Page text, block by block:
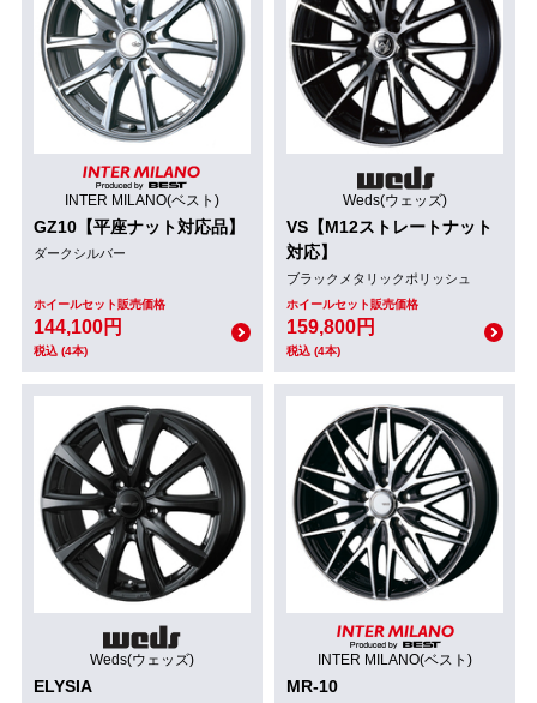
INTER MILANO(ベスト)
GZ10【平座ナット対応品】
ダークシルバー
ホイールセット販売価格
144,100円
税込 (4本)
Weds(ウェッズ)
VS【M12ストレートナット
対応】
ブラックメタリックポリッシュ
ホイールセット販売価格
159,800円
税込 (4本)
Weds(ウェッズ)
ELYSIA
INTER MILANO(ベスト)
MR-10